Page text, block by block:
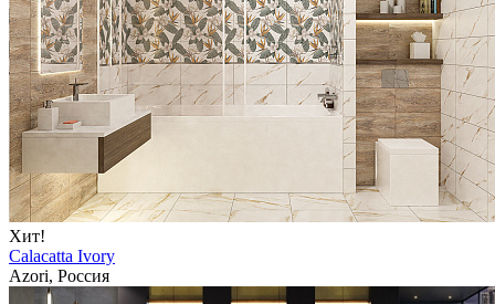
Хит!
Calacatta Ivory
Azori, Россия